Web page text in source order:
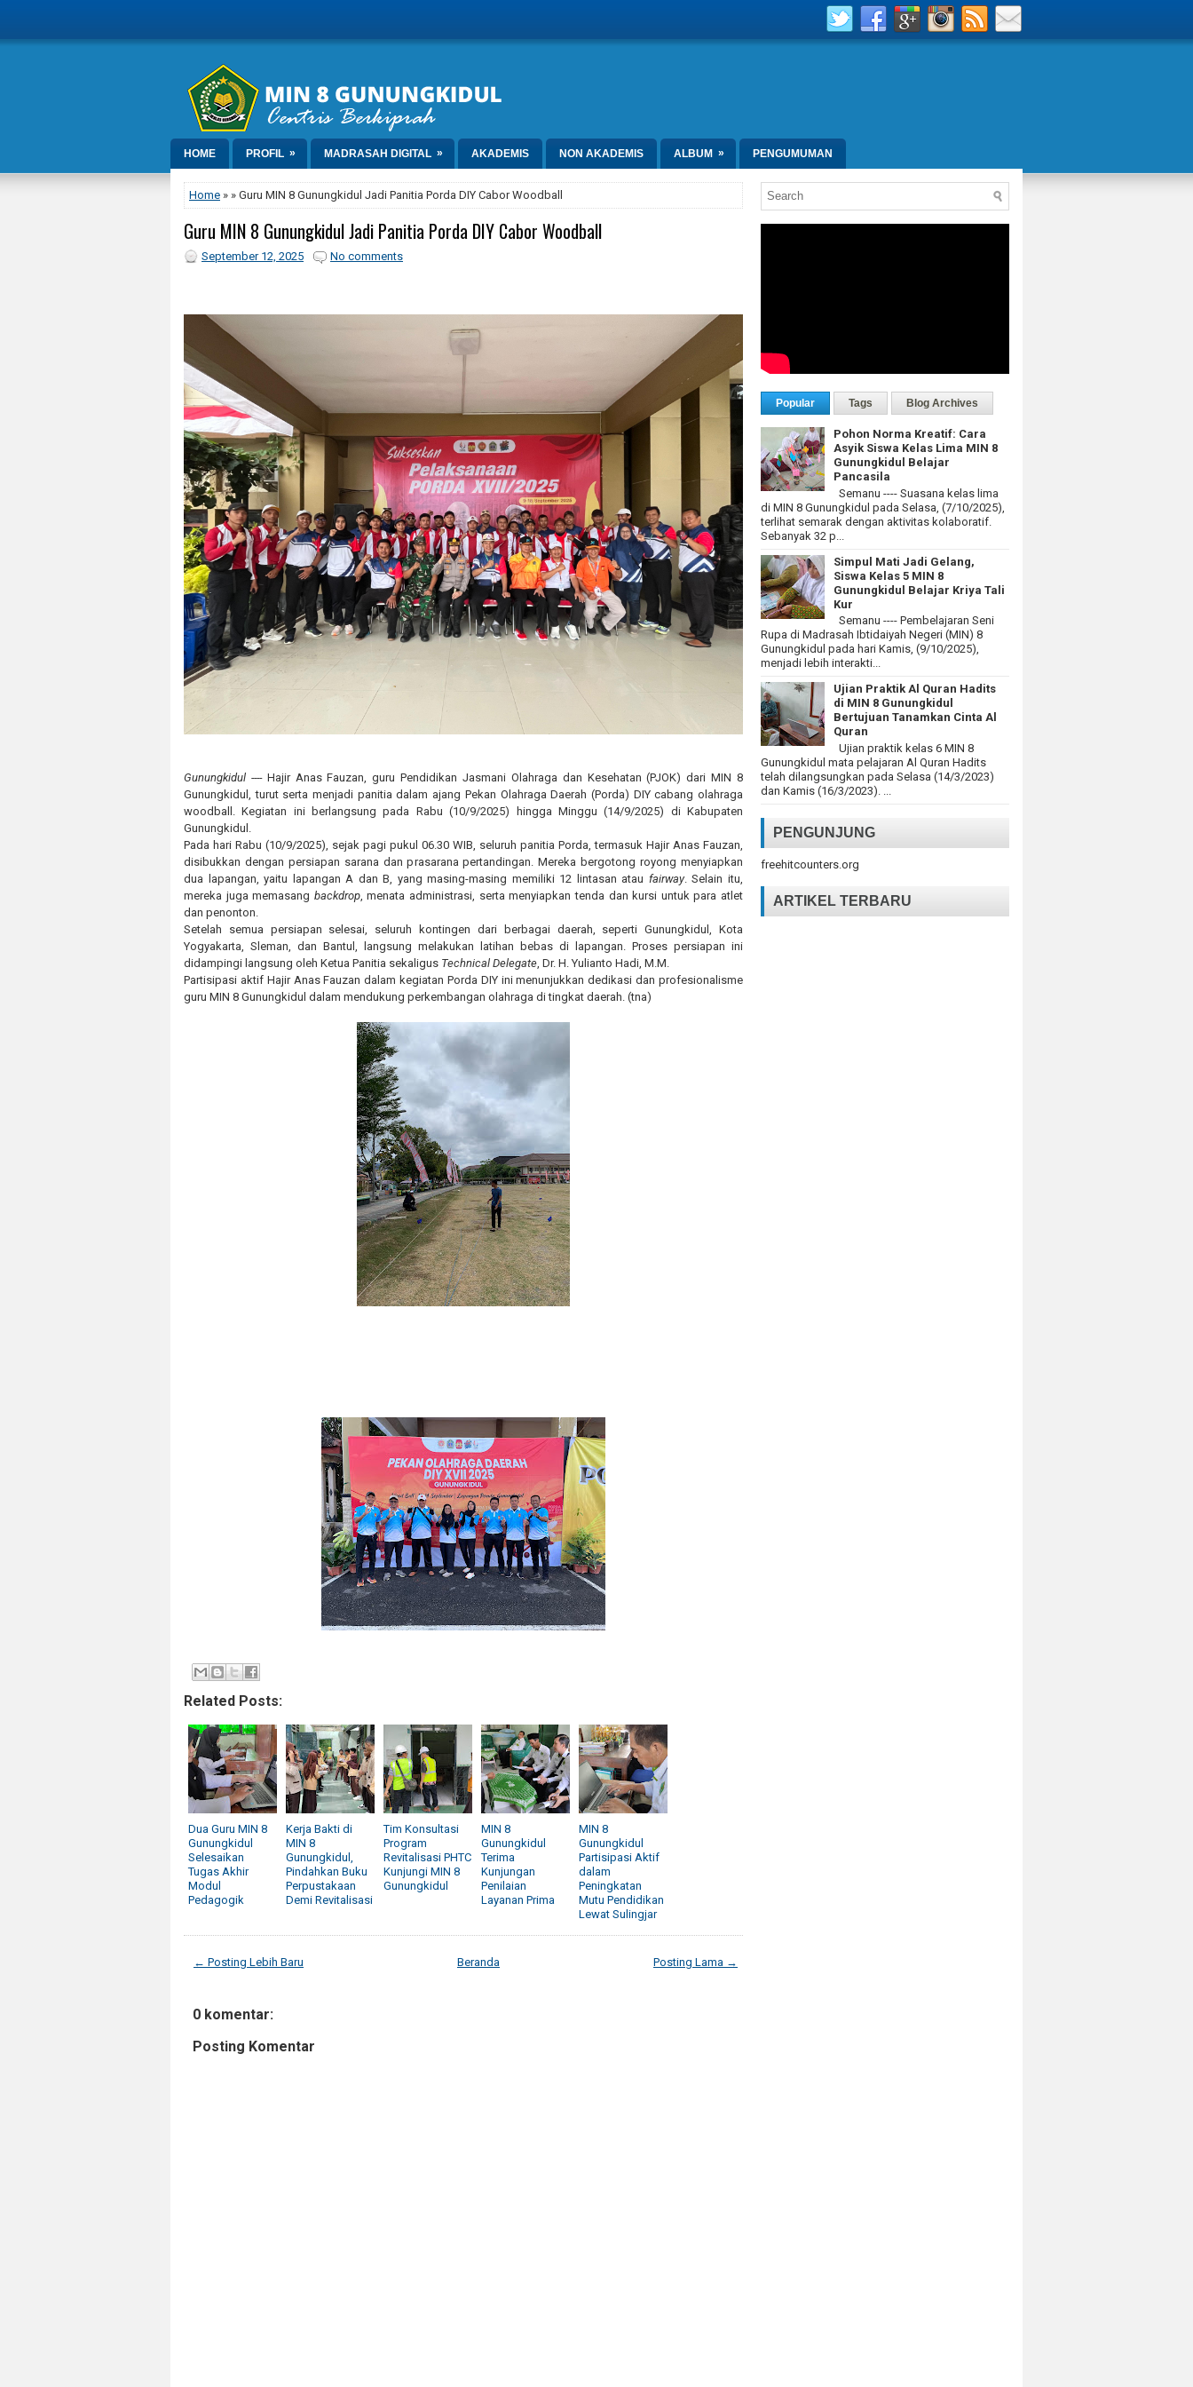
HOME PROFIL » MADRASAH DIGITAL » AKADEMIS NON AKADEMIS ALBUM » PENGUMUMAN
Home » » Guru MIN 8 Gunungkidul Jadi Panitia Porda DIY Cabor Woodball
Guru MIN 8 Gunungkidul Jadi Panitia Porda DIY Cabor Woodball
September 12, 2025 No comments
Gunungkidul ---- Hajir Anas Fauzan, guru Pendidikan Jasmani Olahraga dan Kesehatan (PJOK) dari MIN 8
Gunungkidul, turut serta menjadi panitia dalam ajang Pekan Olahraga Daerah (Porda) DIY cabang olahraga
woodball. Kegiatan ini berlangsung pada Rabu (10/9/2025) hingga Minggu (14/9/2025) di Kabupaten
Gunungkidul.
Pada hari Rabu (10/9/2025), sejak pagi pukul 06.30 WIB, seluruh panitia Porda, termasuk Hajir Anas Fauzan,
disibukkan dengan persiapan sarana dan prasarana pertandingan. Mereka bergotong royong menyiapkan
dua lapangan, yaitu lapangan A dan B, yang masing-masing memiliki 12 lintasan atau fairway. Selain itu,
mereka juga memasang backdrop, menata administrasi, serta menyiapkan tenda dan kursi untuk para atlet
dan penonton.
Setelah semua persiapan selesai, seluruh kontingen dari berbagai daerah, seperti Gunungkidul, Kota
Yogyakarta, Sleman, dan Bantul, langsung melakukan latihan bebas di lapangan. Proses persiapan ini
didampingi langsung oleh Ketua Panitia sekaligus Technical Delegate , Dr. H. Yulianto Hadi, M.M.
Partisipasi aktif Hajir Anas Fauzan dalam kegiatan Porda DIY ini menunjukkan dedikasi dan profesionalisme
guru MIN 8 Gunungkidul dalam mendukung perkembangan olahraga di tingkat daerah. (tna)
Related Posts:
Dua Guru MIN 8
Gunungkidul
Selesaikan
Tugas Akhir
Modul
Pedagogik
Kerja Bakti di
MIN 8
Gunungkidul,
Pindahkan Buku
Perpustakaan
Demi Revitalisasi
Tim Konsultasi
Program
Revitalisasi PHTC
Kunjungi MIN 8
Gunungkidul
MIN 8
Gunungkidul
Terima
Kunjungan
Penilaian
Layanan Prima
MIN 8
Gunungkidul
Partisipasi Aktif
dalam
Peningkatan
Mutu Pendidikan
Lewat Sulingjar
← Posting Lebih Baru Posting Lama →
Beranda
0 komentar:
Posting Komentar
Popular Tags Blog Archives
Pohon Norma Kreatif: Cara
Asyik Siswa Kelas Lima MIN 8
Gunungkidul Belajar
Pancasila
Semanu ---- Suasana kelas lima
di MIN 8 Gunungkidul pada Selasa, (7/10/2025),
terlihat semarak dengan aktivitas kolaboratif.
Sebanyak 32 p...
Simpul Mati Jadi Gelang,
Siswa Kelas 5 MIN 8
Gunungkidul Belajar Kriya Tali
Kur
Semanu ---- Pembelajaran Seni
Rupa di Madrasah Ibtidaiyah Negeri (MIN) 8
Gunungkidul pada hari Kamis, (9/10/2025),
menjadi lebih interakti...
Ujian Praktik Al Quran Hadits
di MIN 8 Gunungkidul
Bertujuan Tanamkan Cinta Al
Quran
Ujian praktik kelas 6 MIN 8
Gunungkidul mata pelajaran Al Quran Hadits
telah dilangsungkan pada Selasa (14/3/2023)
dan Kamis (16/3/2023). ...
PENGUNJUNG
freehitcounters.org
ARTIKEL TERBARU